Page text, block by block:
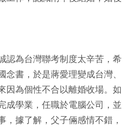
認為台灣聯考制度太辛苦，希
念書，於是蔣愛理變成台灣、
因為個性不合以離婚收場。如
成學業，任職於電腦公司，並
，據了解，父子倆感情不錯，